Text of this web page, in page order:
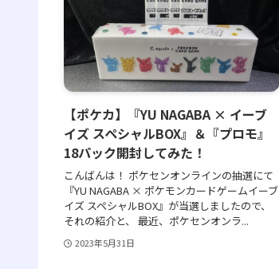
【ポケカ】『YU NAGABA × イーブ
イズ スペシャルBOX』＆『プロモ』
18パック開封してみた！
こんばんは！ ポケセンオンラインの抽選にて
『YU NAGABA × ポケモンカードゲームイーブ
イズ スペシャルBOX』が当選しましたので、
それの紹介と、 最近、ポケセンオンラ...
2023年5月31日